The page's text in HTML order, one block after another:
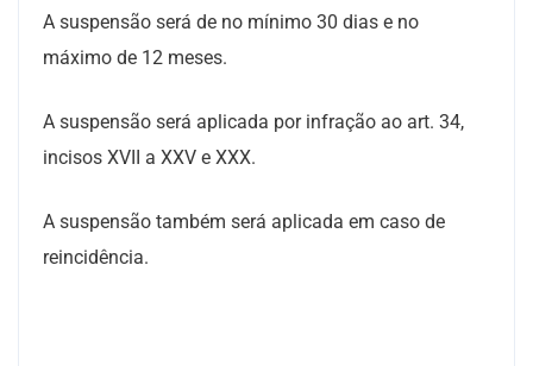
A suspensão será de no mínimo 30 dias e no
máximo de 12 meses.
A suspensão será aplicada por infração ao art. 34,
incisos XVII a XXV e XXX.
A suspensão também será aplicada em caso de
reincidência.